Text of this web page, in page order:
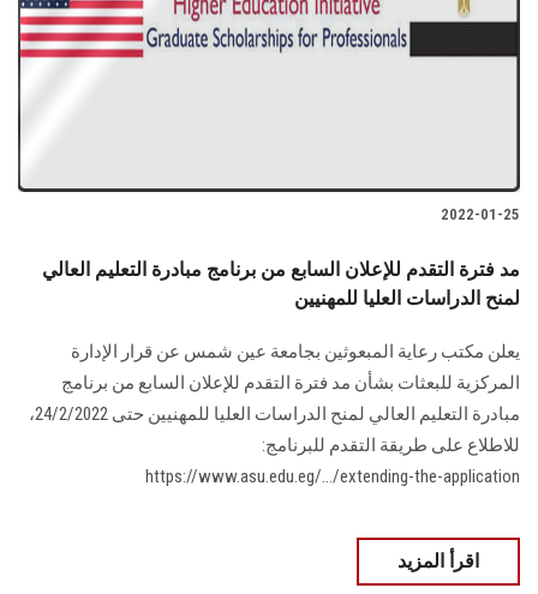
الطلاب
الزائـرون
سجل الان
2022-01-25
مد فترة التقدم للإعلان السابع من برنامج مبادرة التعليم العالي
لمنح الدراسات العليا للمهنيين
يعلن مكتب رعاية المبعوثين بجامعة عين شمس عن قرار الإدارة
المركزية للبعثات بشأن مد فترة التقدم للإعلان السابع من برنامج
مبادرة التعليم العالي لمنح الدراسات العليا للمهنيين حتى 24/2/2022،
للاطلاع على طريقة التقدم للبرنامج:
https://www.asu.edu.eg/.../extending-the-application
اقرأ المزيد